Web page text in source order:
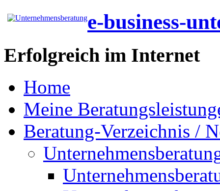
e-business-
Erfolgreich im Internet
Home
Meine
Beratung-Verzeichnis /